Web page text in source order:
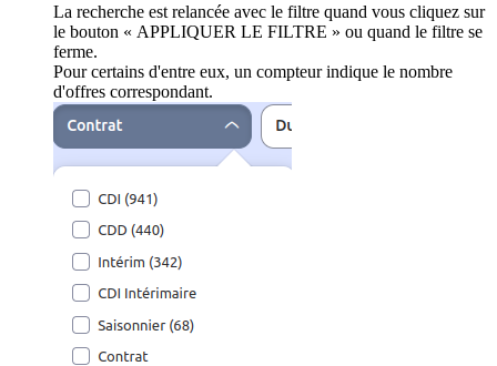
La recherche est relancée avec le filtre quand vous cliquez sur
le bouton « APPLIQUER LE FILTRE » ou quand le filtre se
ferme.
Pour certains d'entre eux, un compteur indique le nombre
d'offres correspondant.